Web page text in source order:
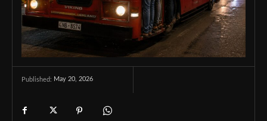
Published: May 20, 2026